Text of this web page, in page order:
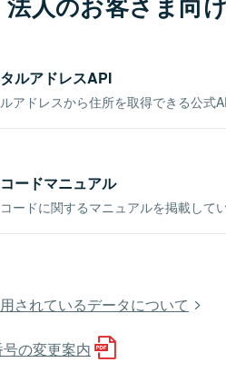
ルアドレスAPI
アドレスから住所を取得できる公式
ードマニュアル
ードに関するマニュアルを掲載してい
されているデータについて
の変更案内